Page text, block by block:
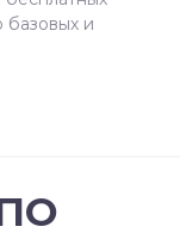
базовых и